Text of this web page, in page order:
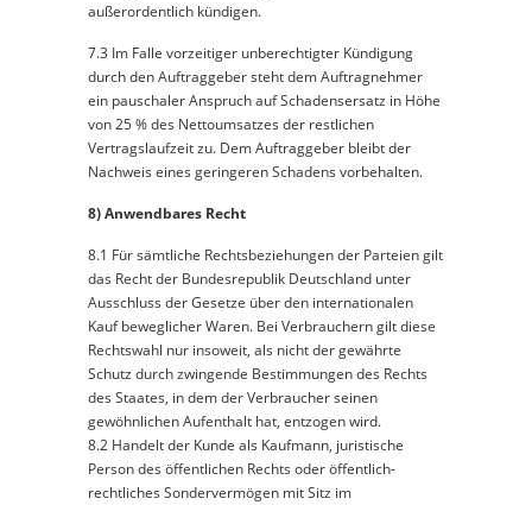
außerordentlich kündigen.
7.3 Im Falle vorzeitiger unberechtigter Kündigung
durch den Auftraggeber steht dem Auftragnehmer
ein pauschaler Anspruch auf Schadensersatz in Höhe
von 25 % des Nettoumsatzes der restlichen
Vertragslaufzeit zu. Dem Auftraggeber bleibt der
Nachweis eines geringeren Schadens vorbehalten.
8) Anwendbares Recht
8.1 Für sämtliche Rechtsbeziehungen der Parteien gilt
das Recht der Bundesrepublik Deutschland unter
Ausschluss der Gesetze über den internationalen
Kauf beweglicher Waren. Bei Verbrauchern gilt diese
Rechtswahl nur insoweit, als nicht der gewährte
Schutz durch zwingende Bestimmungen des Rechts
des Staates, in dem der Verbraucher seinen
gewöhnlichen Aufenthalt hat, entzogen wird.
8.2 Handelt der Kunde als Kaufmann, juristische
Person des öffentlichen Rechts oder öffentlich-
rechtliches Sondervermögen mit Sitz im